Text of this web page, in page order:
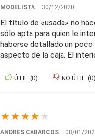
MODELISTA – 30/12/2020
El título de «usada» no
sólo apta para quien le
haberse detallado un poco
aspecto de la caja. El
ÚTIL (0) NO ÚTIL (0)
★★★★ ★
ANDRES CABARCOS – 08/01/